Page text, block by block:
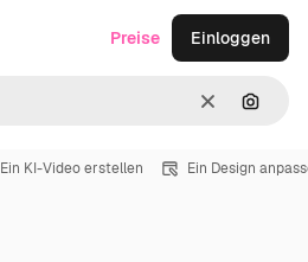
LöschenNach
Preise Einloggen
Ein KI-Video erstellen Ein Design